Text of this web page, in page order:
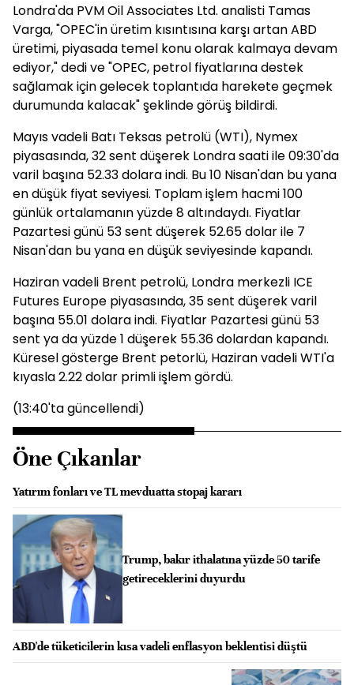
Londra'da PVM Oil Associates Ltd. analisti Tamas
Varga, "OPEC'in üretim kısıntısına karşı artan ABD
üretimi, piyasada temel konu olarak kalmaya devam
ediyor," dedi ve "OPEC, petrol fiyatlarına destek
sağlamak için gelecek toplantıda harekete geçmek
durumunda kalacak" şeklinde görüş bildirdi.
Mayıs vadeli Batı Teksas petrolü (WTI), Nymex
piyasasında, 32 sent düşerek Londra saati ile 09:30'da
varil başına 52.33 dolara indi. Bu 10 Nisan'dan bu yana
en düşük fiyat seviyesi. Toplam işlem hacmi 100
günlük ortalamanın yüzde 8 altındaydı. Fiyatlar
Pazartesi günü 53 sent düşerek 52.65 dolar ile 7
Nisan'dan bu yana en düşük seviyesinde kapandı.
Haziran vadeli Brent petrolü, Londra merkezli ICE
Futures Europe piyasasında, 35 sent düşerek varil
başına 55.01 dolara indi. Fiyatlar Pazartesi günü 53
sent ya da yüzde 1 düşerek 55.36 dolardan kapandı.
Küresel gösterge Brent petorlü, Haziran vadeli WTI'a
kıyasla 2.22 dolar primli işlem gördü.
(13:40'ta güncellendi)
Öne Çıkanlar
Yatırım fonları ve TL mevduatta stopaj kararı
Trump, bakır ithalatına yüzde 50 tarife
getireceklerini duyurdu
ABD'de tüketicilerin kısa vadeli enflasyon beklentisi düştü